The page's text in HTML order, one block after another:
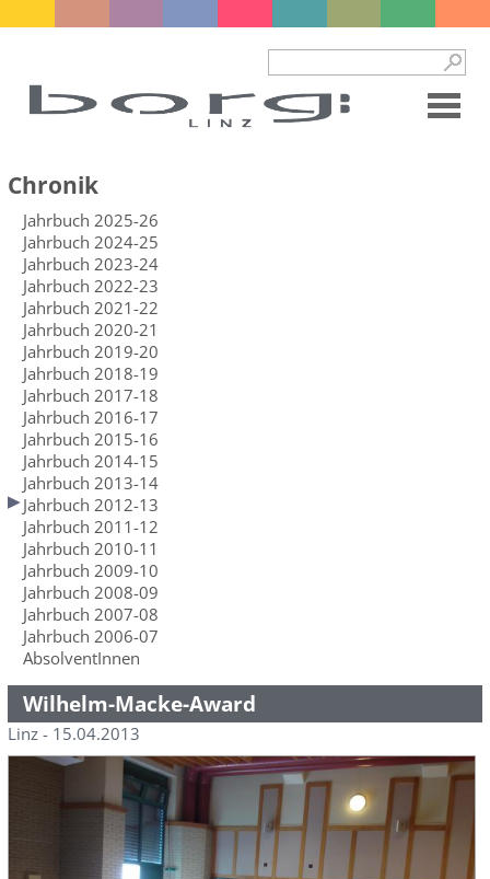
Chronik
Jahrbuch 2025-26
Jahrbuch 2024-25
Jahrbuch 2023-24
Jahrbuch 2022-23
Jahrbuch 2021-22
Jahrbuch 2020-21
Jahrbuch 2019-20
Jahrbuch 2018-19
Jahrbuch 2017-18
Jahrbuch 2016-17
Jahrbuch 2015-16
Jahrbuch 2014-15
Jahrbuch 2013-14
Jahrbuch 2012-13
Jahrbuch 2011-12
Jahrbuch 2010-11
Jahrbuch 2009-10
Jahrbuch 2008-09
Jahrbuch 2007-08
Jahrbuch 2006-07
AbsolventInnen
Wilhelm-Macke-Award
Linz - 15.04.2013